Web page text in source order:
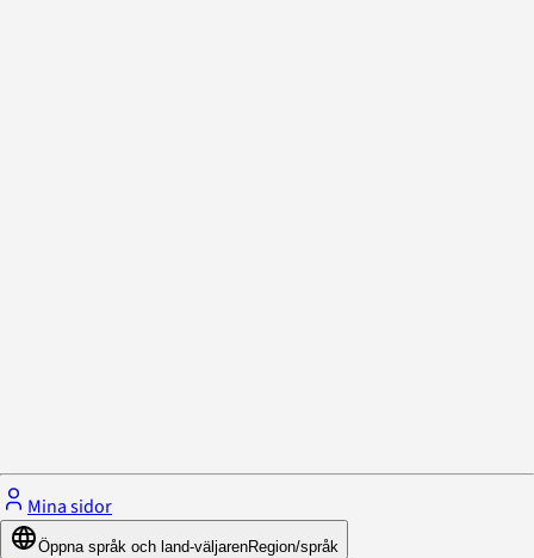
Mina sidor
Öppna språk och land-väljarenRegion/språk